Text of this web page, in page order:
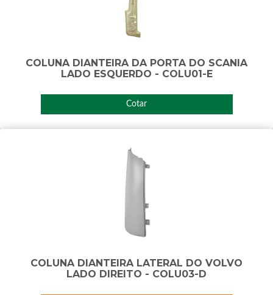
COLUNA DIANTEIRA DA PORTA DO SCANIA
LADO ESQUERDO - COLU01-E
Cotar
COLUNA DIANTEIRA LATERAL DO VOLVO
LADO DIREITO - COLU03-D